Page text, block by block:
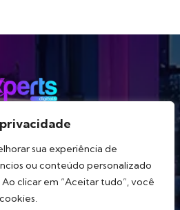
sua experiência de
ou conteúdo personalizado
clicar em “Aceitar tudo”, você
Portfólio Blog